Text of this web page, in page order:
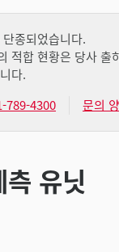
종되었습니다.
적합 현황은 당사 출
다.
789-4300 문의
유닛